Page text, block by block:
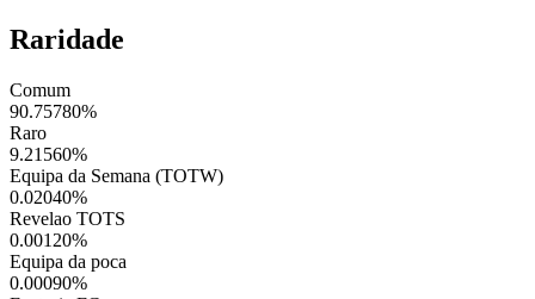
Raridade
Comum
90.75780%
Raro
9.21560%
Equipa da Semana (TOTW)
0.02040%
Revelao TOTS
0.00120%
Equipa da poca
0.00090%